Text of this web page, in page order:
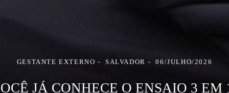
GESTANTE EXTERNO SALVADOR 06/JULHO/2026
JÁ CONHECE O ENSAIO 3 EM